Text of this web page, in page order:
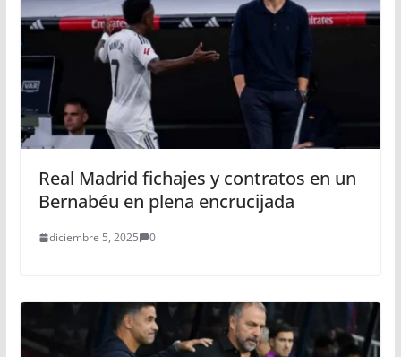
Real Madrid fichajes y contratos en un
Bernabéu en plena encrucijada
diciembre 5, 2025 0